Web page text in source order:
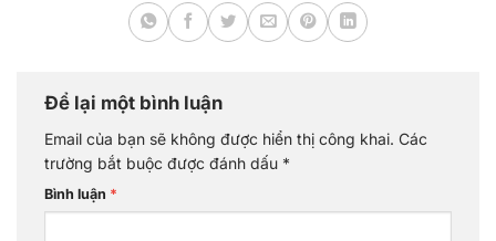
Để lại một bình luận
Email của bạn sẽ không được hiển thị công khai. Các
trường bắt buộc được đánh dấu *
Bình luận *